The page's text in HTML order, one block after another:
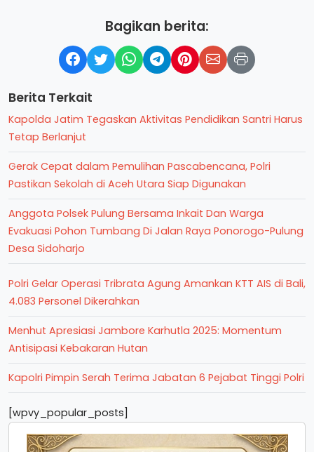
Bagikan berita:
Berita Terkait
Kapolda Jatim Tegaskan Aktivitas Pendidikan Santri Harus
Tetap Berlanjut
Gerak Cepat dalam Pemulihan Pascabencana, Polri
Pastikan Sekolah di Aceh Utara Siap Digunakan
Anggota Polsek Pulung Bersama Inkait Dan Warga
Evakuasi Pohon Tumbang Di Jalan Raya Ponorogo-Pulung
Desa Sidoharjo
Polri Gelar Operasi Tribrata Agung Amankan KTT AIS di Bali,
4.083 Personel Dikerahkan
Menhut Apresiasi Jambore Karhutla 2025: Momentum
Antisipasi Kebakaran Hutan
Kapolri Pimpin Serah Terima Jabatan 6 Pejabat Tinggi Polri
[wpvy_popular_posts]